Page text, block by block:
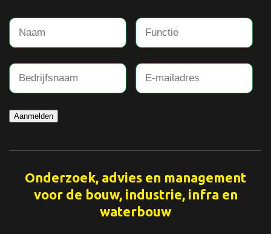
Aanmelden
Onderzoek, advies en management
voor de bouw, industrie, infra en
waterbouw